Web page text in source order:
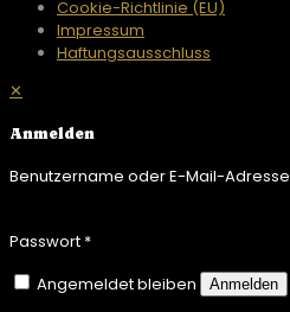
Cookie-Richtlinie (EU)
Impressum
Haftungsausschluss
✕
Anmelden
Benutzername oder E-Mail-Adresse
Passwort *
Angemeldet bleiben
Anmelden